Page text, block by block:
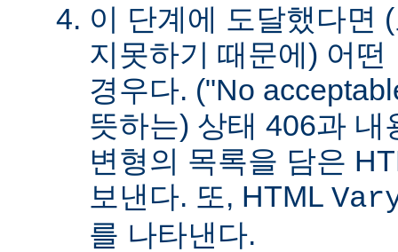
이 단계에 도달했다면
지못하기 때문에) 어
경우다. ("No
뜻하는) 상태 406과 내
변형의 목록을 담은
보낸다. 또, HTML
를 나타낸다.